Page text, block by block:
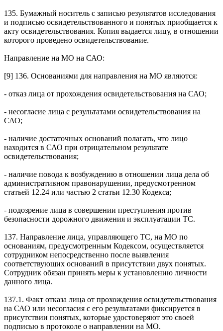
135. Бумажный носитель с записью результатов исследования
и подписью освидетельствованного и понятых приобщается к
акту освидетельствования. Копия выдается лицу, в отношении
которого проведено освидетельствование.
Направление на МО на САО:
[9] 136. Основаниями для направления на МО являются:
- отказ лица от прохождения освидетельствования на САО;
- несогласие лица с результатами освидетельствования на
САО;
- наличие достаточных оснований полагать, что лицо
находится в САО при отрицательном результате
освидетельствования;
- наличие повода к возбуждению в отношении лица дела об
административном правонарушении, предусмотренном
статьей 12.24 или частью 2 статьи 12.30 Кодекса;
- подозрение лица в совершении преступления против
безопасности дорожного движения и эксплуатации ТС.
137. Направление лица, управляющего ТС, на МО по
основаниям, предусмотренным Кодексом, осуществляется
сотрудником непосредственно после выявления
соответствующих оснований в присутствии двух понятых.
Сотрудник обязан принять меры к установлению личности
данного лица.
137.1. Факт отказа лица от прохождения освидетельствования
на САО или несогласия с его результатами фиксируется в
присутствии понятых, которые удостоверяют это своей
подписью в протоколе о направлении на МО.